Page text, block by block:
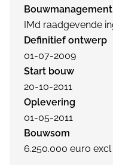
Bouwmanagement
IMd raadgevende
Definitief ontwerp
01-07-2009
Start bouw
20-10-2011
Oplevering
01-05-2011
Bouwsom
6.250.000 euro